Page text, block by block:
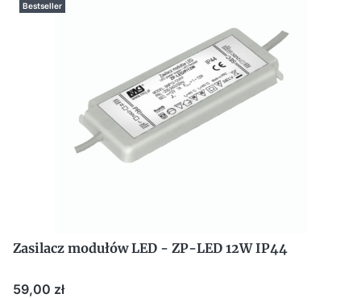
Bestseller
Zasilacz modułów LED - ZP-LED 12W IP44
Cena
59,00 zł